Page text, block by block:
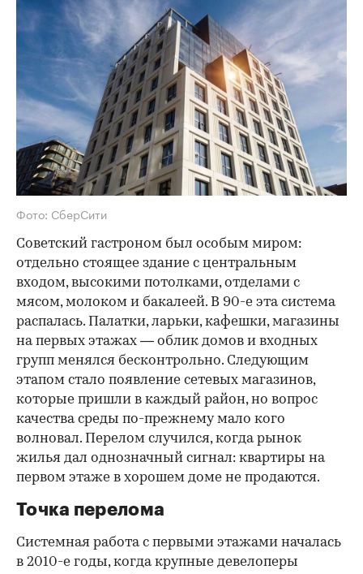
Фото: СберСити
Советский гастроном был особым миром:
отдельно стоящее здание с центральным
входом, высокими потолками, отделами с
мясом, молоком и бакалеей. В 90-е эта система
распалась. Палатки, ларьки, кафешки, магазины
на первых этажах — облик домов и входных
групп менялся бесконтрольно. Следующим
этапом стало появление сетевых магазинов,
которые пришли в каждый район, но вопрос
качества среды по-прежнему мало кого
волновал. Перелом случился, когда рынок
жилья дал однозначный сигнал: квартиры на
первом этаже в хорошем доме не продаются.
Точка перелома
Системная работа с первыми этажами началась
в 2010-е годы, когда крупные девелоперы